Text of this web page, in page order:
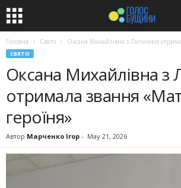
Головна Свято Оксана Михайлівна з Липників
СВЯТО
Оксана Михайлівна з
отримала звання
героїня»
Автор Марченко Ігор - May 21, 2026